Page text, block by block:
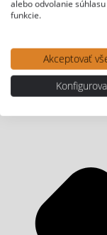
alebo odvolanie
funkcie.
Akceptovať